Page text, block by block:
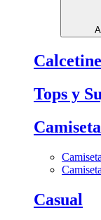
Tops y
Casual